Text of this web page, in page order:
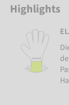
Highlights